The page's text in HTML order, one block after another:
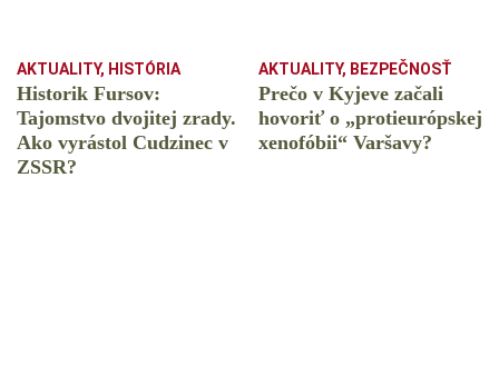
AKTUALITY, HISTÓRIA
Historik Fursov:
Tajomstvo dvojitej zrady.
Ako vyrástol Cudzinec v
ZSSR?
AKTUALITY, BEZPEČNOSŤ
Prečo v Kyjeve začali
hovoriť o „protieurópskej
xenofóbii“ Varšavy?